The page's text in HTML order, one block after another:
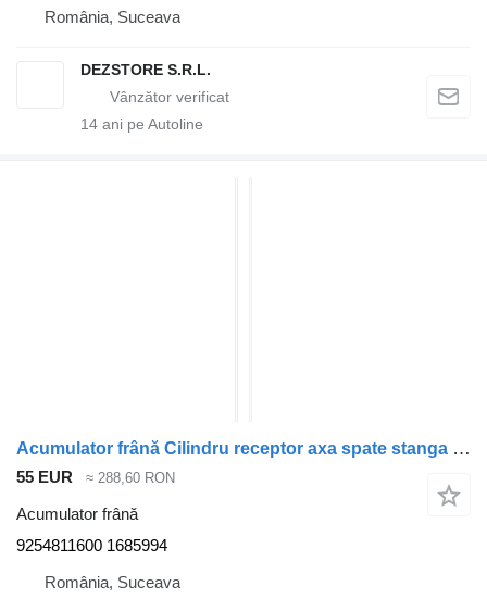
România, Suceava
DEZSTORE S.R.L.
14 ani pe Autoline
Acumulator frână Cilindru receptor axa spate stanga 9254811600 pentru cap tractor DAF XF
55 EUR ≈ 288,60 RON
Acumulator frână
9254811600 1685994
România, Suceava